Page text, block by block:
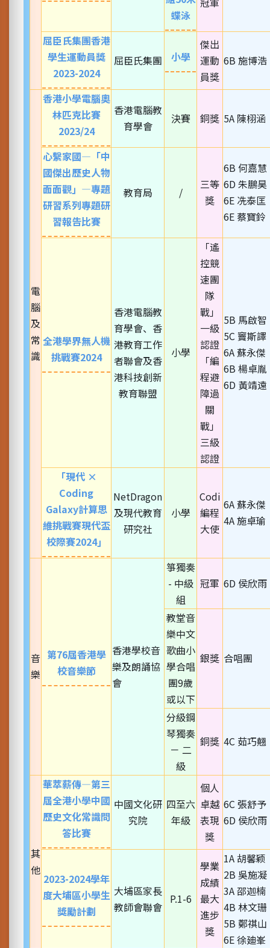
蝶泳
屈臣氏集團香港
學生運動員獎
2023-2024
屈臣氏集團 小學
傑出
運動
員獎
6B 施博浩
電
腦
及
常
識
香港小學電腦奧
林匹克比賽
2023/24
香港電腦教
育學會
決賽 銅獎 5A 陳栩涵
心繫家國—「中
國傑出歷史人物
面面觀」—專題
研習系列專題研
習報告比賽
教育局 /
三等
獎
6B 何嘉慧
6D 朱鵬昊
6E 冼泰匡
6E 蔡寶鈴
全港學界無人機
挑戰賽2024
香港電腦教
育學會、香
港教育工作
者聯會及香
港科技創新
教育聯盟
小學
「遙
控競
速團
隊
戰」
一級
認證
「編
程避
障過
關
戰」
三級
認證
5B 馬啟智
5C 竇斯譯
6A 蘇永傑
6B 楊卓胤
6D 黃靖遠
「現代 ×
Coding
Galaxy計算思
維挑戰賽現代盃
校際賽2024」
NetDragon
及現代教育
研究社
小學
Codi
編程
大使
6A 蘇永傑
4A 施卓瑜
音
樂
第76屆香港學
校音樂節
香港學校音
樂及朗誦協
會
箏獨奏
- 中級
組
冠軍 6D 侯欣雨
教堂音
樂中文
歌曲小
學合唱
團9歲
或以下
銀獎 合唱團
分級鋼
琴獨奏
－ 二
級
銅獎 4C 茹巧翹
其
他
華萃薪傳—第三
屆全港小學中國
歷史文化常識問
答比賽
中國文化研
究院
四至六
年級
個人
卓越
表現
獎
6C 張舒予
6D 侯欣雨
2023-2024學年
度大埔區小學生
獎勵計劃
大埔區家長
教師會聯會
P.1-6
學業
成績
最大
進步
獎
1A 胡馨颖
2B 吳施凝
3A 邵迦楠
4B 林文珊
5B 鄭祺山
6E 徐廸峯